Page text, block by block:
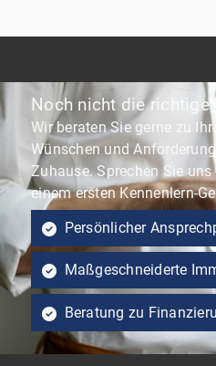
Noch nicht die
Wir beraten Sie gerne zu
Wünschen und
Zuhause. Sprechen Sie
einem ersten Kennenlern-
Persönlicher
Maßgeschneiderte
Beratung zu